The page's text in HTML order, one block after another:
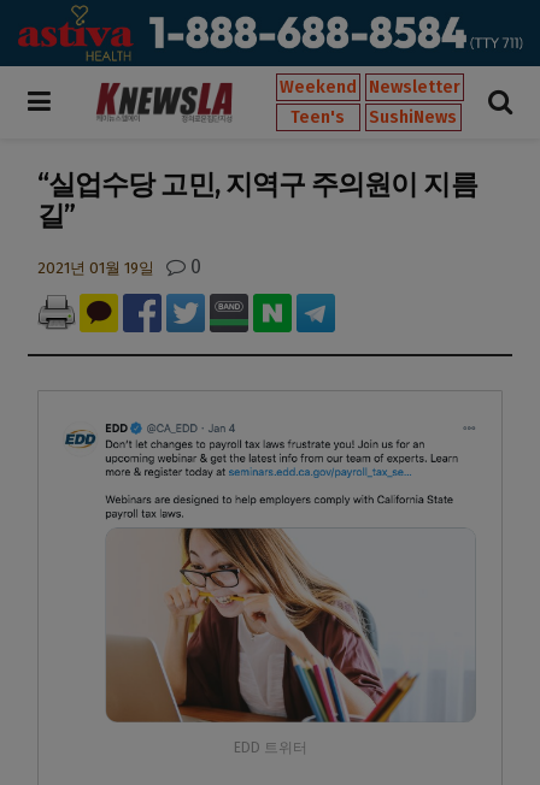
Weekend
Newsletter
Teen's
SushiNews
“실업수당 고민, 지역구 주의원이 지름
길”
2021년 01월 19일 0
EDD 트위터